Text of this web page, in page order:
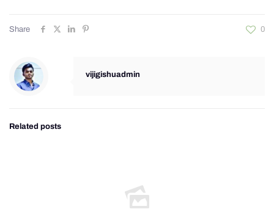
Share 0
vijigishuadmin
Related posts